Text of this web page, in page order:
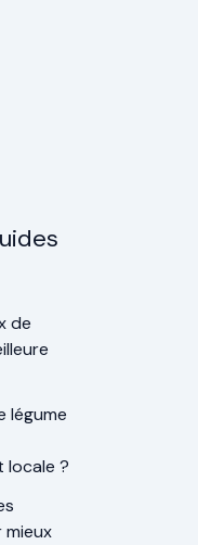
de
légume
locale ?